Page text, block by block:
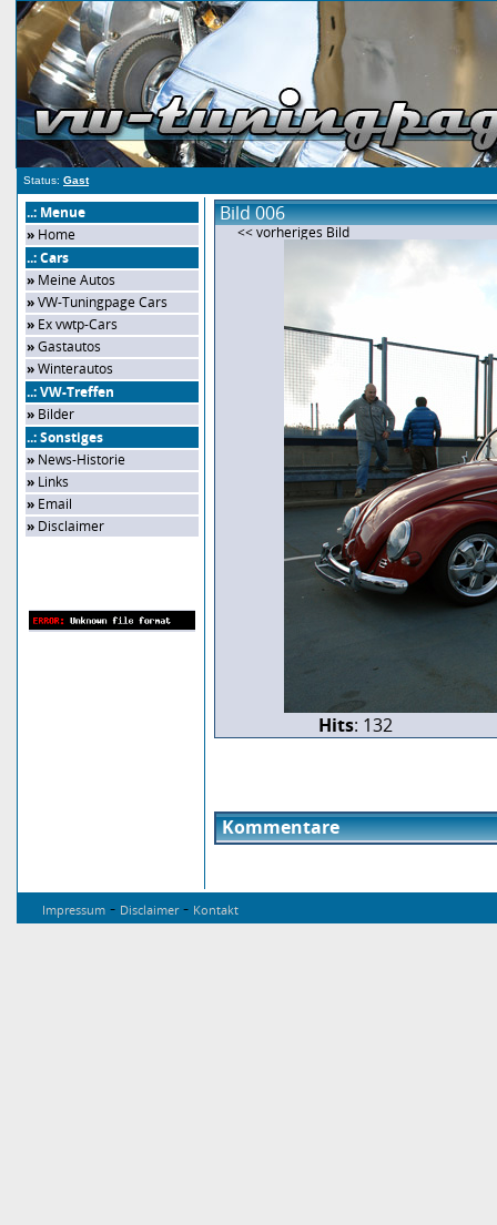
Status: Gast
..: Menue
» Home
..: Cars
» Meine Autos
»VW-Tuningpage Cars
» Ex vwtp-Cars
»Gastautos
»Winterautos
..: VW-Treffen
» Bilder
..: Sonstiges
» News-Historie
» Links
» Email
» Disclaimer
Bild 006
<< vorheriges Bild
Hits: 132
Kommentare
Impressum - Disclaimer- Kontakt